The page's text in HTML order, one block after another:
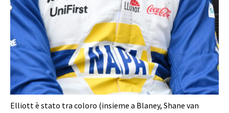
Elliott è stato tra coloro (insieme a Blaney, Shane van